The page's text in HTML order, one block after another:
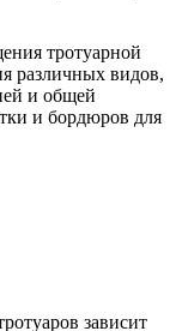
тротуарной
различных видов,
и общей
и бордюров для
зависит